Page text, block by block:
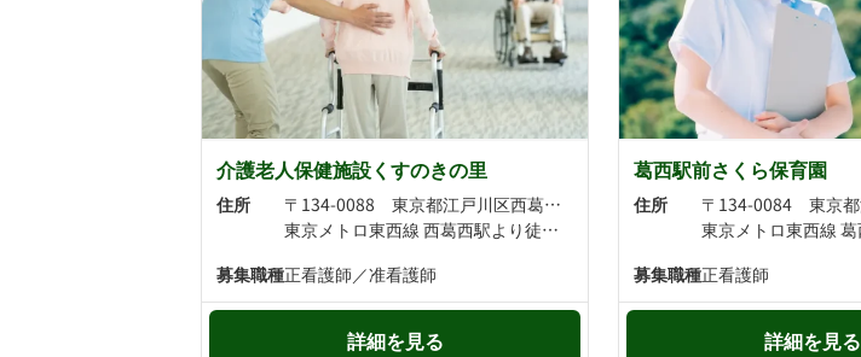
介護老人保健施設くすのきの里
住所
〒134-0088 東京都江戸川区西葛西6丁目19-8
東京メトロ東西線 西葛西駅より徒歩3分 東京メトロ東西線 葛西駅より徒歩13分
募集職種正看護師／准看護師
詳細を見る
葛西駅前さくら保育園
住所
募集職種正看護師
詳細を見る